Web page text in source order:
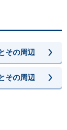
その周辺
その周辺